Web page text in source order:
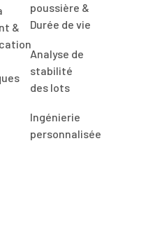
&
poussière &
Durée de vie
Analyse de
stabilité
des lots
Ingénierie
personnalisée